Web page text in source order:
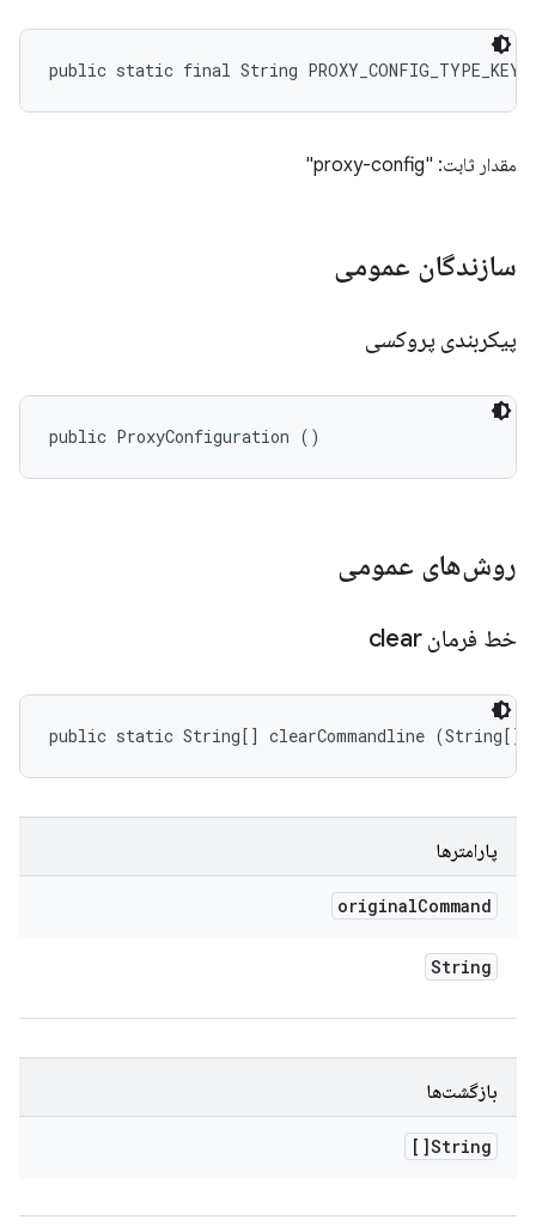
public static final String PROXY_CONFIG_TYPE_KEY
مقدار ثابت: "proxy-config"
سازندگان عمومی
پیکربندی پروکسی
public ProxyConfiguration ()
روش‌های عمومی
خط فرمان clear
public static String[] clearCommandline (String[]
پارامترها
originalCommand
String
بازگشت‌ها
String[]